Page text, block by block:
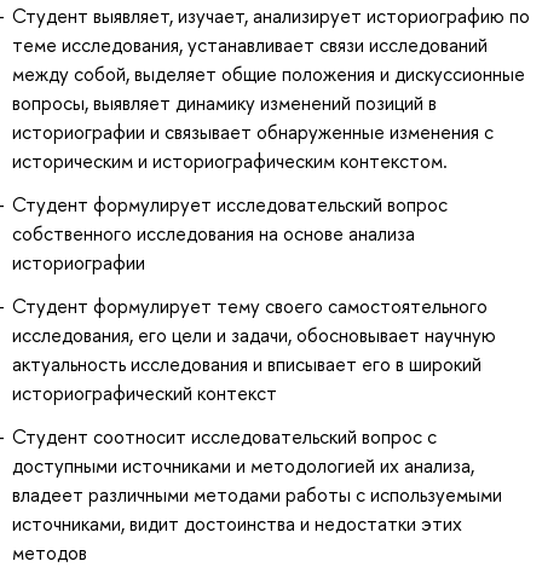
Студент выявляет, изучает, анализирует историографию по
теме исследования, устанавливает связи исследований
между собой, выделяет общие положения и дискуссионные
вопросы, выявляет динамику изменений позиций в
историографии и связывает обнаруженные изменения с
историческим и историографическим контекстом.
Студент формулирует исследовательский вопрос
собственного исследования на основе анализа
историографии
Студент формулирует тему своего самостоятельного
исследования, его цели и задачи, обосновывает научную
актуальность исследования и вписывает его в широкий
историографический контекст
Студент соотносит исследовательский вопрос с
доступными источниками и методологией их анализа,
владеет различными методами работы с используемыми
источниками, видит достоинства и недостатки этих
методов